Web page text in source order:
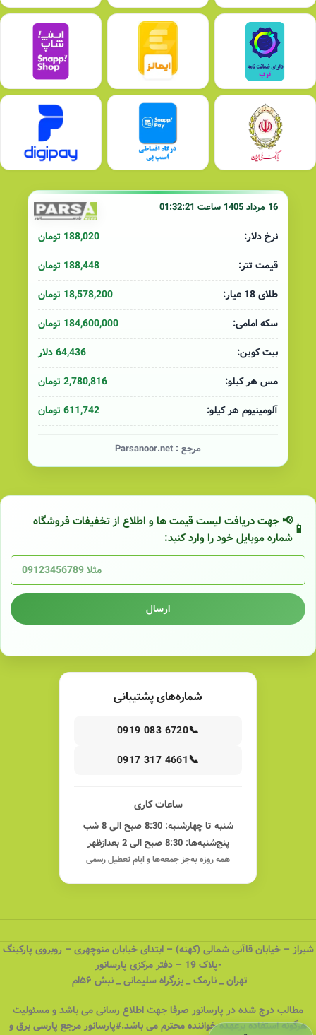
16 مرداد 1405 ساعت 01:32:21
نرخ دلار:
188,020 تومان
قیمت تتر:
188,448 تومان
طلای 18 عیار:
18,578,200 تومان
سکه امامی:
184,600,000 تومان
بیت کوین:
64,436 دلار
مس هر کیلو:
2,780,816 تومان
آلومینیوم هر کیلو:
611,742 تومان
مرجع : Parsanoor.net
📢 جهت دریافت لیست قیمت ها و اطلاع از تخفیفات فروشگاه
شماره موبایل خود را وارد کنید:
ارسال
شماره‌های پشتیبانی
📞
0919 083 6720
📞
0917 317 4661
ساعات کاری
شنبه تا چهارشنبه: 8:30 صبح الی 8 شب
پنج‌شنبه‌ها: 8:30 صبح الی 2 بعدازظهر
همه روزه به‌جز جمعه‌ها و ایام تعطیل رسمی
شیراز – خیابان قاآنی شمالی (کهنه) – ابتدای خیابان منوچهری – روبروی پارکینگ
-پلاک 19 – دفتر مرکزی پارسانور
تهران _ نارمک _ بزرگراه سلیمانی _ نبش ۵۶ام
مطالب درج شده در پارسانور صرفا جهت اطلاع رسانی می باشد و مسئولیت
هرگونه استفاده برعهده خواننده محترم می باشد.#پارسانور مرجع پارسی برق و